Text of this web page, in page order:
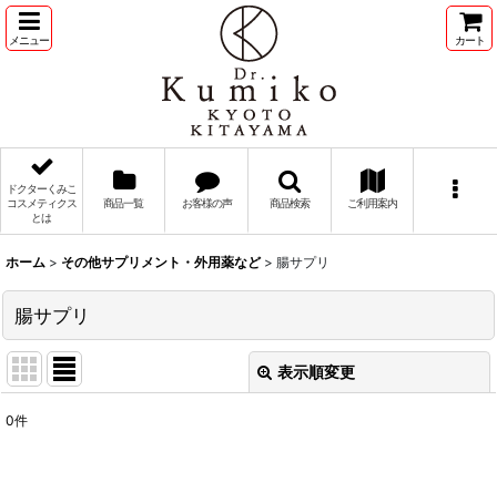
メニュー カート
ドクターくみこ
コスメティクス
とは
商品一覧 お客様の声 商品検索 ご利用案内
ホーム > その他サプリメント・外用薬など > 腸サプリ
腸サプリ
表示順変更
0件